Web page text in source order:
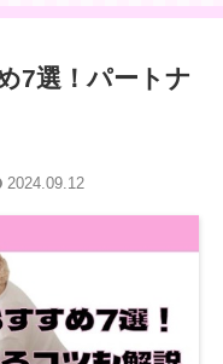
7選！パートナ
2024.09.12